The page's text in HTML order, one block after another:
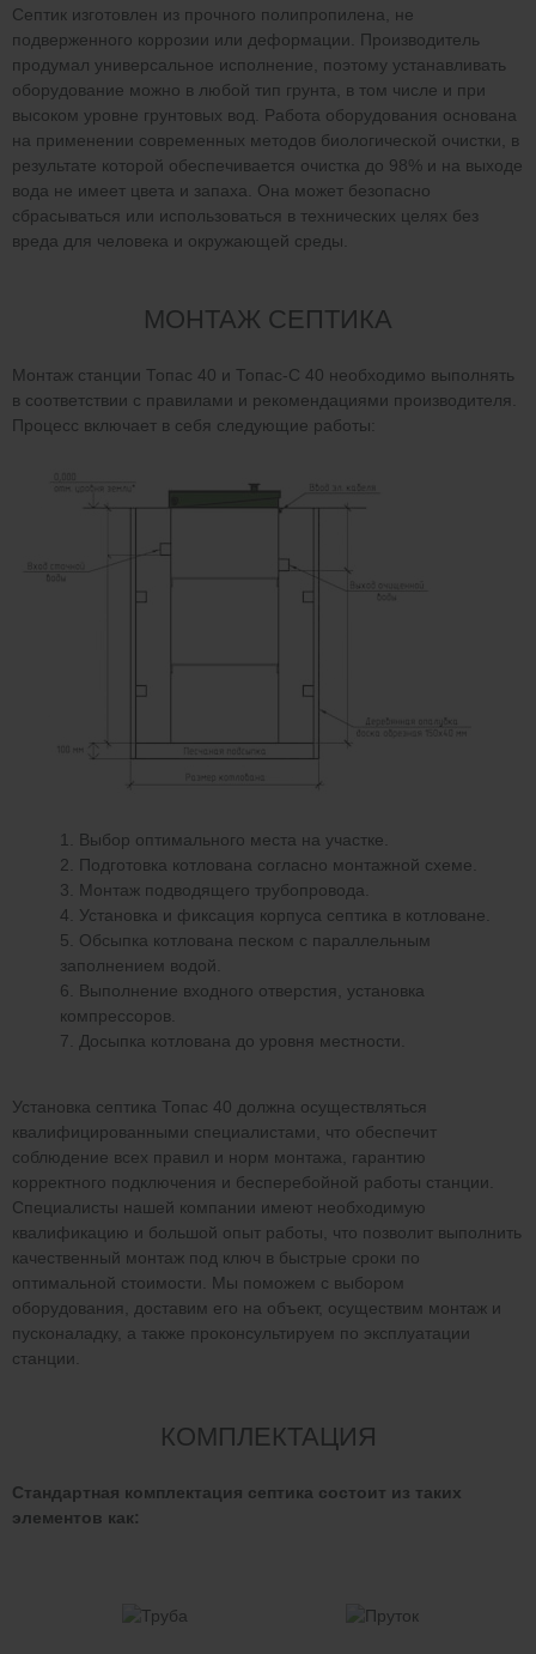
Септик изготовлен из прочного полипропилена, не
подверженного коррозии или деформации. Производитель
продумал универсальное исполнение, поэтому устанавливать
оборудование можно в любой тип грунта, в том числе и при
высоком уровне грунтовых вод. Работа оборудования основана
на применении современных методов биологической очистки, в
результате которой обеспечивается очистка до 98% и на выходе
вода не имеет цвета и запаха. Она может безопасно
сбрасываться или использоваться в технических целях без
вреда для человека и окружающей среды.
МОНТАЖ СЕПТИКА
Монтаж станции Топас 40 и Топас-С 40 необходимо выполнять
в соответствии с правилами и рекомендациями производителя.
Процесс включает в себя следующие работы:
Выбор оптимального места на участке.
Подготовка котлована согласно монтажной схеме.
Монтаж подводящего трубопровода.
Установка и фиксация корпуса септика в котловане.
Обсыпка котлована песком с параллельным
заполнением водой.
Выполнение входного отверстия, установка
компрессоров.
Досыпка котлована до уровня местности.
Установка септика Топас 40 должна осуществляться
квалифицированными специалистами, что обеспечит
соблюдение всех правил и норм монтажа, гарантию
корректного подключения и бесперебойной работы станции.
Специалисты нашей компании имеют необходимую
квалификацию и большой опыт работы, что позволит выполнить
качественный монтаж под ключ в быстрые сроки по
оптимальной стоимости. Мы поможем с выбором
оборудования, доставим его на объект, осуществим монтаж и
пусконаладку, а также проконсультируем по эксплуатации
станции.
КОМПЛЕКТАЦИЯ
Стандартная комплектация септика состоит из таких
элементов как: